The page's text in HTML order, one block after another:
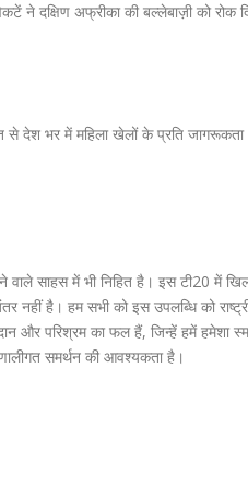
ने दक्षिण अफ्रीका की बल्लेबाज़ी को रोक
से देश भर में महिला खेलों के प्रति जागरूकता
साहस में भी निहित है। इस टी20 में
नहीं है। हम सभी को इस उपलब्धि को
और परिश्रम का फल हैं, जिन्हें हमें हमेशा
समर्थन की आवश्यकता है।